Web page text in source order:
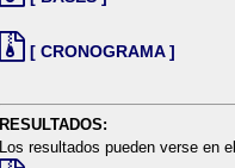
[ CRONOGRAMA ]
RESULTADOS:
Los resultados pueden verse en